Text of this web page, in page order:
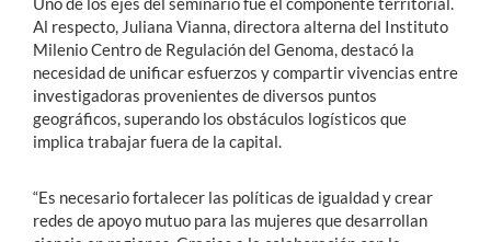
Al respecto, Juliana Vianna, directora alterna del Instituto
Milenio Centro de Regulación del Genoma, destacó la
necesidad de unificar esfuerzos y compartir vivencias entre
investigadoras provenientes de diversos puntos
geográficos, superando los obstáculos logísticos que
implica trabajar fuera de la capital.
“Es necesario fortalecer las políticas de igualdad y crear
redes de apoyo mutuo para las mujeres que desarrollan